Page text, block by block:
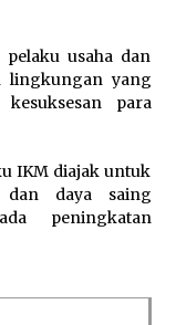
usaha dan
lingkungan yang
para
IKM diajak untuk
dan daya saing
peningkatan